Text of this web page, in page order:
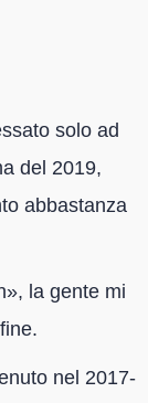
solo ad
del 2019,
abbastanza
la gente mi
nel 2017-